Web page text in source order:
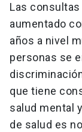
Las
aumentado
años a nivel
personas se
que tiene
salud mental
de salud es